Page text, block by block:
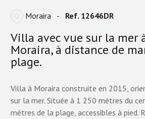
Moraira - Ref. 12646DR
Villa avec vue sur la mer
Moraira, à distance de
plage.
Villa à Moraira construite en 2015,
sur la mer. Située à 1 250 mètres du
mètres de la plage, accessibles à pied.